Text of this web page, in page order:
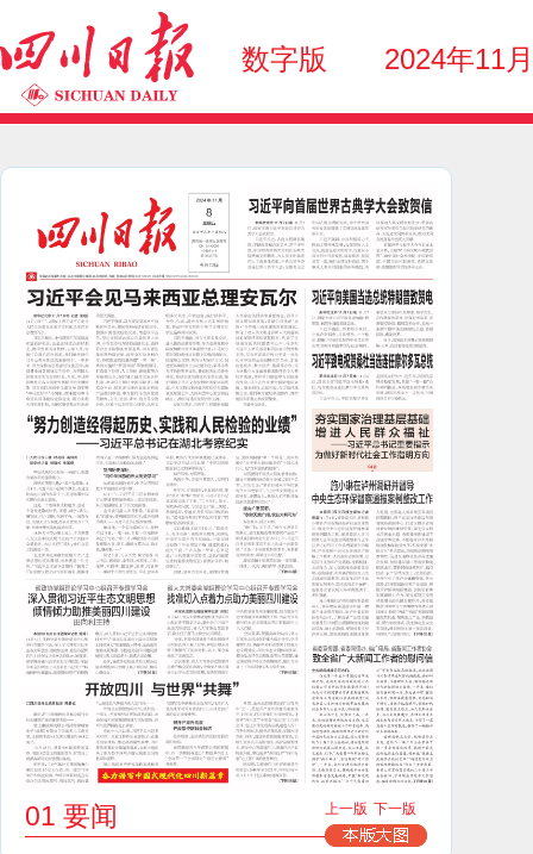
数字版 2024年11
01 要闻 上一版 下一版